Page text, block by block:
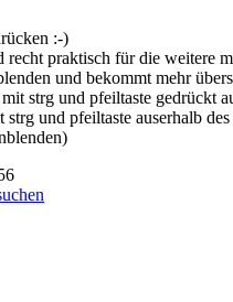
:-)
recht praktisch für die weitere
und bekommt mehr
strg und pfeiltaste gedrückt
strg und pfeiltaste auserhalb